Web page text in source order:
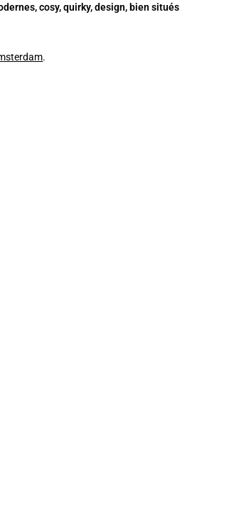
cosy, quirky, design, bien situés
.